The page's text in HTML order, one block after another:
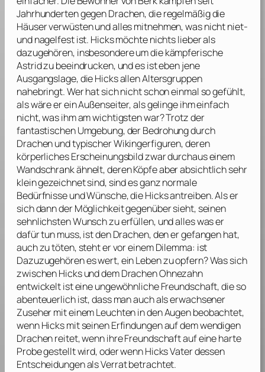
Jahrhunderten gegen Drachen, die regelmäßig die
Häuser verwüsten und alles mitnehmen, was nicht niet-
und nagelfest ist. Hicks möchte nichts lieber als
dazugehören, insbesondere um die kämpferische
Astrid zu beeindrucken, und es ist eben jene
Ausgangslage, die Hicks allen Altersgruppen
nahebringt. Wer hat sich nicht schon einmal so gefühlt,
als wäre er ein Außenseiter, als gelinge ihm einfach
nicht, was ihm am wichtigsten war? Trotz der
fantastischen Umgebung, der Bedrohung durch
Drachen und typischer Wikingerfiguren, deren
körperliches Erscheinungsbild zwar durchaus einem
Wandschrank ähnelt, deren Köpfe aber absichtlich sehr
klein gezeichnet sind, sind es ganz normale
Bedürfnisse und Wünsche, die Hicks antreiben. Als er
sich dann der Möglichkeit gegenüber sieht, seinen
sehnlichsten Wunsch zu erfüllen, und alles was er
dafür tun muss, ist den Drachen, den er gefangen hat,
auch zu töten, steht er vor einem Dilemma: ist
Dazuzugehören es wert, ein Leben zu opfern? Was sich
zwischen Hicks und dem Drachen Ohnezahn
entwickelt ist eine ungewöhnliche Freundschaft, die so
abenteuerlich ist, dass man auch als erwachsener
Zuseher mit einem Leuchten in den Augen beobachtet,
wenn Hicks mit seinen Erfindungen auf dem wendigen
Drachen reitet, wenn ihre Freundschaft auf eine harte
Probe gestellt wird, oder wenn Hicks Vater dessen
Entscheidungen als Verrat betrachtet.